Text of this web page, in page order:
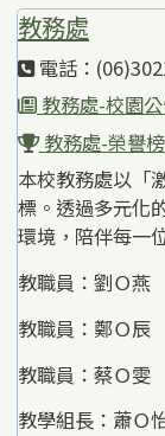
教務處
電話：
教務處-校園
教務處-榮譽榜
本校教務處以「
標。透過多元化
環境，陪伴每一
教職員：劉Ｏ燕
教職員：鄭Ｏ辰
教職員：蔡Ｏ雯
教學組長：蕭Ｏ